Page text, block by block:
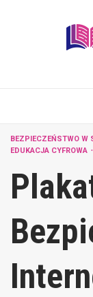
BEZPIECZEŃSTWO W
EDUKACJA CYFROWA